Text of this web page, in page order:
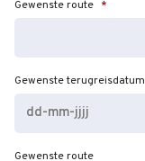
dash
Gewenste route *
Gewenste terugreisdatum
Gewenste route